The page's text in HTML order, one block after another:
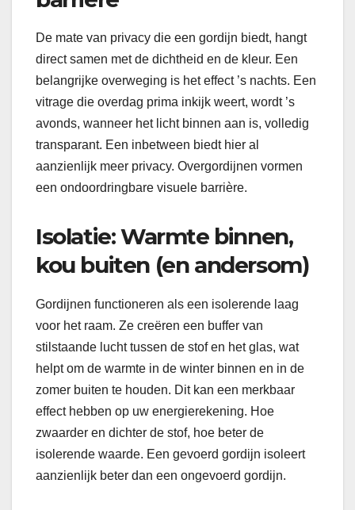
De mate van privacy die een gordijn biedt, hangt
direct samen met de dichtheid en de kleur. Een
belangrijke overweging is het effect ’s nachts. Een
vitrage die overdag prima inkijk weert, wordt ’s
avonds, wanneer het licht binnen aan is, volledig
transparant. Een inbetween biedt hier al
aanzienlijk meer privacy. Overgordijnen vormen
een ondoordringbare visuele barrière.
Isolatie: Warmte binnen,
kou buiten (en andersom)
Gordijnen functioneren als een isolerende laag
voor het raam. Ze creëren een buffer van
stilstaande lucht tussen de stof en het glas, wat
helpt om de warmte in de winter binnen en in de
zomer buiten te houden. Dit kan een merkbaar
effect hebben op uw energierekening. Hoe
zwaarder en dichter de stof, hoe beter de
isolerende waarde. Een gevoerd gordijn isoleert
aanzienlijk beter dan een ongevoerd gordijn.